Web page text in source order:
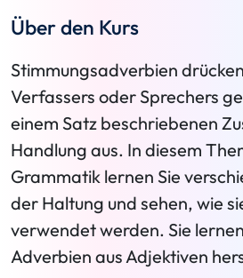
Über den Kurs
Stimmungsadverbien
Verfassers oder Sprechers
einem Satz beschriebenen
Handlung aus. In diesem
Grammatik lernen Sie
der Haltung und sehen, wie
verwendet werden. Sie
Adverbien aus Adjektiven